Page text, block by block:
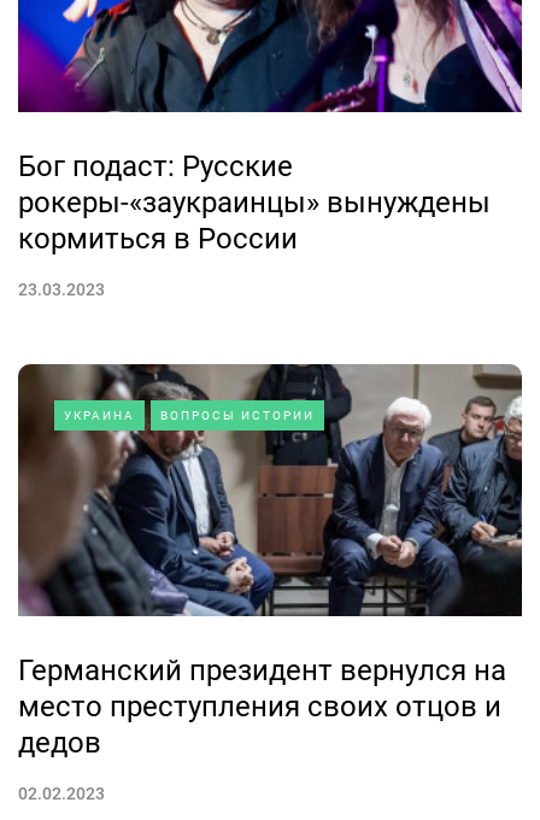
Бог подаст: Русские
рокеры-«заукраинцы» вынуждены
кормиться в России
23.03.2023
УКРАИНА ВОПРОСЫ ИСТОРИИ
Германский президент вернулся на
место преступления своих отцов и
дедов
02.02.2023